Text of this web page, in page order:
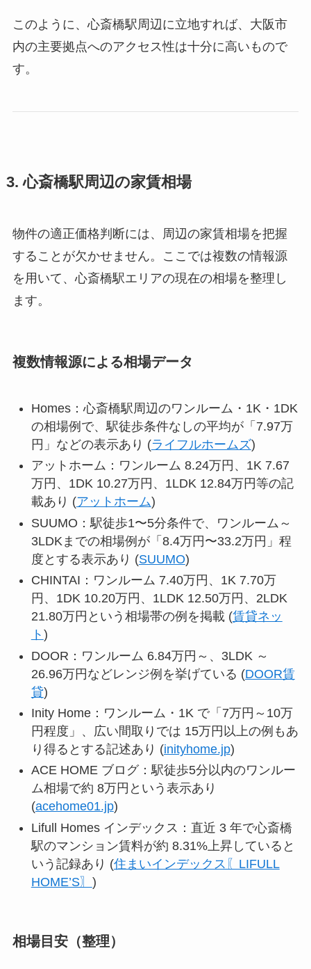
このように、心斎橋駅周辺に立地すれば、大阪市
内の主要拠点へのアクセス性は十分に高いもので
す。
3. 心斎橋駅周辺の家賃相場
物件の適正価格判断には、周辺の家賃相場を把握
することが欠かせません。ここでは複数の情報源
を用いて、心斎橋駅エリアの現在の相場を整理し
ます。
複数情報源による相場データ
Homes：心斎橋駅周辺のワンルーム・1K・1DK
の相場例で、駅徒歩条件なしの平均が「7.97万
円」などの表示あり (ライフルホームズ)
アットホーム：ワンルーム 8.24万円、1K 7.67
万円、1DK 10.27万円、1LDK 12.84万円等の記
載あり (アットホーム)
SUUMO：駅徒歩1〜5分条件で、ワンルーム～
3LDKまでの相場例が「8.4万円〜33.2万円」程
度とする表示あり (SUUMO)
CHINTAI：ワンルーム 7.40万円、1K 7.70万
円、1DK 10.20万円、1LDK 12.50万円、2LDK
21.80万円という相場帯の例を掲載 (賃貸ネッ
ト )
DOOR：ワンルーム 6.84万円～、3LDK ～
26.96万円などレンジ例を挙げている (DOOR賃
貸)
Inity Home：ワンルーム・1K で「7万円～10万
円程度」、広い間取りでは 15万円以上の例もあ
り得るとする記述あり (inityhome.jp)
ACE HOME ブログ：駅徒歩5分以内のワンルー
ム相場で約 8万円という表示あり
(acehome01.jp)
Lifull Homes インデックス：直近 3 年で心斎橋
駅のマンション賃料が約 8.31%上昇していると
いう記録あり (住まいインデックス〖LIFULL
HOME’S〗 )
相場目安（整理）